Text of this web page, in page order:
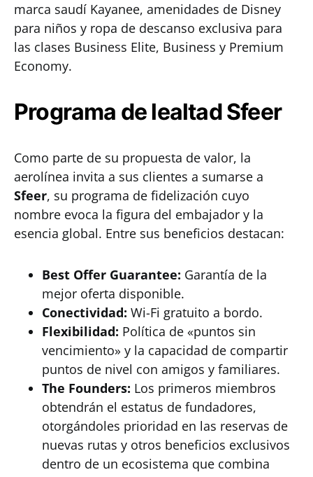
marca saudí Kayanee, amenidades de Disney
para niños y ropa de descanso exclusiva para
las clases Business Elite, Business y Premium
Economy.
Programa de lealtad Sfeer
Como parte de su propuesta de valor, la
aerolínea invita a sus clientes a sumarse a
Sfeer, su programa de fidelización cuyo
nombre evoca la figura del embajador y la
esencia global. Entre sus beneficios destacan:
Best Offer Guarantee: Garantía de la
mejor oferta disponible.
Conectividad: Wi-Fi gratuito a bordo.
Flexibilidad: Política de «puntos sin
vencimiento» y la capacidad de compartir
puntos de nivel con amigos y familiares.
The Founders: Los primeros miembros
obtendrán el estatus de fundadores,
otorgándoles prioridad en las reservas de
nuevas rutas y otros beneficios exclusivos
dentro de un ecosistema que combina